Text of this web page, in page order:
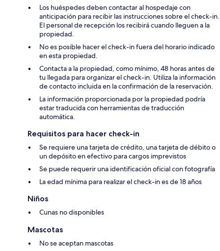
Los huéspedes deben contactar al hospedaje con
anticipación para recibir las instrucciones sobre el check-in.
El personal de recepción los recibirá cuando lleguen a la
propiedad.
No es posible hacer el check-in fuera del horario indicado
en esta propiedad.
Contacta a la propiedad, como mínimo, 48 horas antes de
tu llegada para organizar el check-in. Utiliza la información
de contacto incluida en la confirmación de la reservación.
La información proporcionada por la propiedad podría
estar traducida con herramientas de traducción
automática.
Requisitos para hacer check-in
Se requiere una tarjeta de crédito, una tarjeta de débito o
un depósito en efectivo para cargos imprevistos
Se puede requerir una identificación oficial con fotografía
La edad mínima para realizar el check-in es de 18 años
Niños
Cunas no disponibles
Mascotas
No se aceptan mascotas